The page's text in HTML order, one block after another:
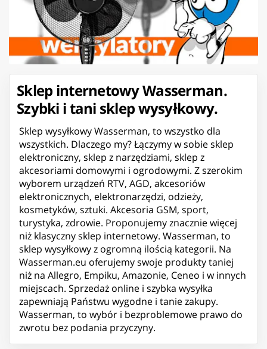
Sklep internetowy Wasserman.
Szybki i tani sklep wysyłkowy.
Sklep wysyłkowy Wasserman, to wszystko dla
wszystkich. Dlaczego my? Łączymy w sobie sklep
elektroniczny, sklep z narzędziami, sklep z
akcesoriami domowymi i ogrodowymi. Z szerokim
wyborem urządzeń RTV, AGD, akcesoriów
elektronicznych, elektronarzędzi, odzieży,
kosmetyków, sztuki. Akcesoria GSM, sport,
turystyka, zdrowie. Proponujemy znacznie więcej
niż klasyczny sklep internetowy. Wasserman, to
sklep wysyłkowy z ogromną ilością kategorii. Na
Wasserman.eu oferujemy swoje produkty taniej
niż na Allegro, Empiku, Amazonie, Ceneo i w innych
miejscach. Sprzedaż online i szybka wysyłka
zapewniają Państwu wygodne i tanie zakupy.
Wasserman, to wybór i bezproblemowe prawo do
zwrotu bez podania przyczyny.